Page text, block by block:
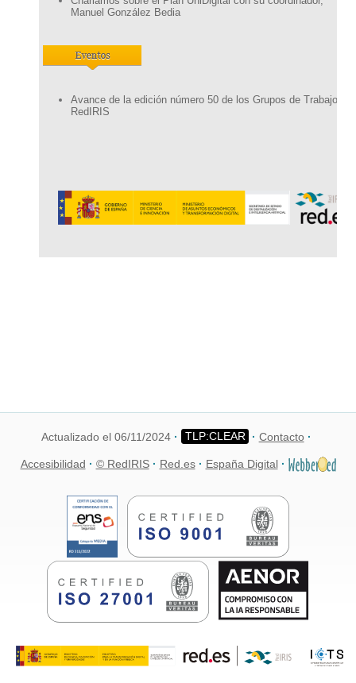
Actualizado el 06/11/2024 Contacto
Accesibilidad © RedIRIS Red.es España Digital